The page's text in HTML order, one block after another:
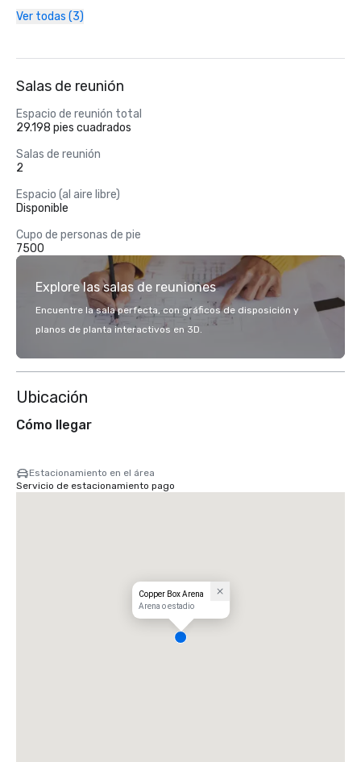
Ver todas (3)
Salas de reunión
Espacio de reunión total
29.198 pies cuadrados
Salas de reunión
2
Espacio (al aire libre)
Disponible
Cupo de personas de pie
7500
Explore las salas de reuniones
Encuentre la sala perfecta, con gráficos de disposición y
planos de planta interactivos en 3D.
Ubicación
Cómo llegar
Estacionamiento en el área
Servicio de estacionamiento pago
Copper Box Arena
Arena o estadio